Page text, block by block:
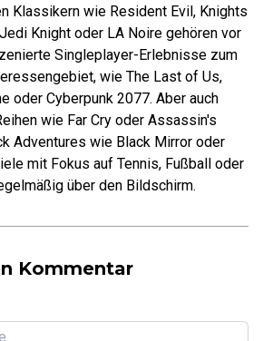
Klassikern wie Resident Evil, Knights
Knight oder LA Noire gehören vor
Singleplayer-Erlebnisse zum
wie The Last of Us,
oder Cyberpunk 2077. Aber auch
wie Far Cry oder Assassin's
Adventures wie Black Mirror oder
mit Fokus auf Tennis, Fußball oder
über den Bildschirm.
Kommentar